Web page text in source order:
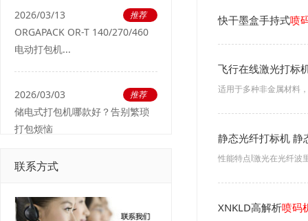
推荐
2026/03/13
ORGAPACK OR-T 140/270/460
电动打包机...
推荐
2026/03/03
储电式打包机哪款好？告别繁琐
打包烦恼
联系方式
快干墨盒手持式喷
飞行在线激光打标
适用于多种非金属材料
静态光纤打标机 静
性能特点l激光在光纤波
XNKLD高解析喷码